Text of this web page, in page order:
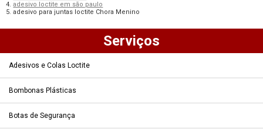
adesivo loctite em são paulo
adesivo para juntas loctite Chora Menino
Serviços
Adesivos e Colas Loctite
Bombonas Plásticas
Botas de Segurança